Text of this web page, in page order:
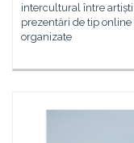
intercultural între
prezentări de tip
organizate